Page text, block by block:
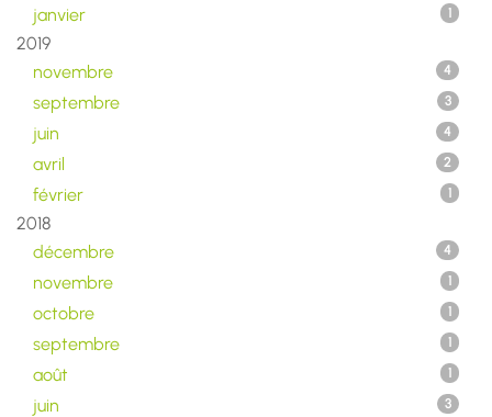
janvier 1
2019
novembre
4
septembre 3
juin 4
avril 2
février 1
2018
décembre
4
novembre 1
octobre 1
septembre 1
août 1
juin 3